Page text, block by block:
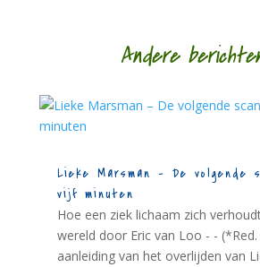
Andere
Lieke Marsman – De volgende
vijf minuten
Hoe een ziek lichaam zich
wereld door Eric van Loo - -
aanleiding van het overlijden van